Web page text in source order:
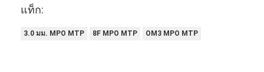
แท็ก:
3.0 มม. MPO MTP 8F MPO MTP OM3 MPO MTP